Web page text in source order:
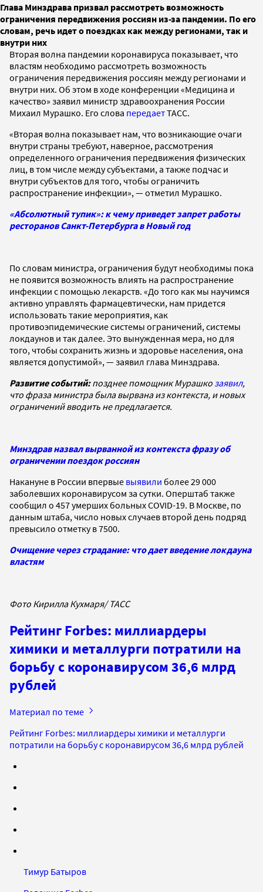
Глава Минздрава призвал рассмотреть возможность
ограничения передвижения россиян из-за пандемии. По его
словам, речь идет о поездках как между регионами, так и
внутри них
Вторая волна пандемии коронавируса показывает, что
властям необходимо рассмотреть возможность
ограничения передвижения россиян между регионами и
внутри них. Об этом в ходе конференции «Медицина и
качество» заявил министр здравоохранения России
Михаил Мурашко. Его слова передаетТАСС.
«Вторая волна показывает нам, что возникающие очаги
внутри страны требуют, наверное, рассмотрения
определенного ограничения передвижения физических
лиц, в том числе между субъектами, а также подчас и
внутри субъектов для того, чтобы ограничить
распространение инфекции», — отметил Мурашко.
«Абсолютный тупик»: к чему приведет запрет работы
ресторанов Санкт-Петербурга в Новый год
По словам министра, ограничения будут необходимы пока
не появится возможность влиять на распространение
инфекции с помощью лекарств. «До того как мы научимся
активно управлять фармацевтически, нам придется
использовать такие мероприятия, как
противоэпидемические системы ограничений, системы
локдаунов и так далее. Это вынужденная мера, но для
того, чтобы сохранить жизнь и здоровье населения, она
является допустимой», — заявил глава Минздрава.
Развитие событий:позднее помощник Мурашко заявил,
что фраза министра была вырвана из контекста, и новых
ограничений вводить не предлагается.
Минздрав назвал вырванной из контекста фразу об
ограничении поездок россиян
Накануне в России впервые выявили более 29 000
заболевших коронавирусом за сутки. Оперштаб также
сообщил о 457 умерших больных COVID-19. В Москве, по
данным штаба, число новых случаев второй день подряд
превысило отметку в 7500.
Очищение через страдание: что дает введение локдауна
властям
Фото Кирилла Кухмаря/ ТАСС
Рейтинг Forbes: миллиардеры
химики и металлурги потратили на
борьбу с коронавирусом 36,6 млрд
рублей
Материал по теме
Рейтинг Forbes: миллиардеры химики и металлурги
потратили на борьбу с коронавирусом 36,6 млрд рублей
Тимур Батыров